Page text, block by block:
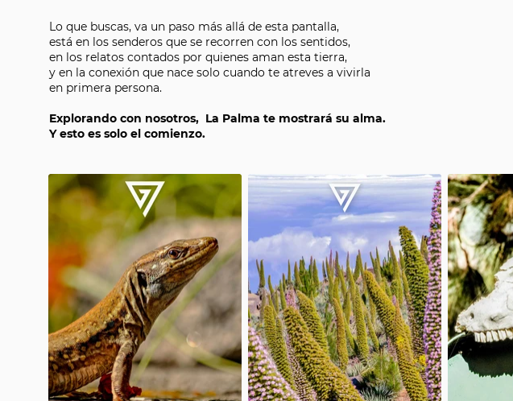
Lo que buscas, va un paso más allá de esta pantalla,
está en los senderos que se recorren con los sentidos,
en los relatos contados por quienes aman esta tierra,
y en la conexión que nace solo cuando te atreves a vivirla
en primera persona.
Explorando con nosotros, La Palma te mostrará su alma.
Y esto es solo el comienzo.